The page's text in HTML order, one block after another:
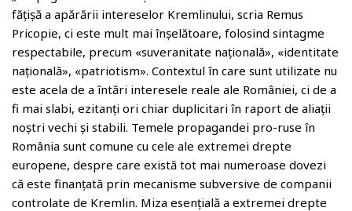
fățișă a apărării intereselor Kremlinului, scria Remus
Pricopie, ci este mult mai înșelătoare, folosind sintagme
respectabile, precum «suveranitate națională», «identitate
națională», «patriotism». Contextul în care sunt utilizate nu
este acela de a întări interesele reale ale României, ci de a
fi mai slabi, ezitanți ori chiar duplicitari în raport de aliații
noștri vechi și stabili. Temele propagandei pro-ruse în
România sunt comune cu cele ale extremei drepte
europene, despre care există tot mai numeroase dovezi
că este finanțată prin mecanisme subversive de companii
controlate de Kremlin. Miza esențială a extremei drepte